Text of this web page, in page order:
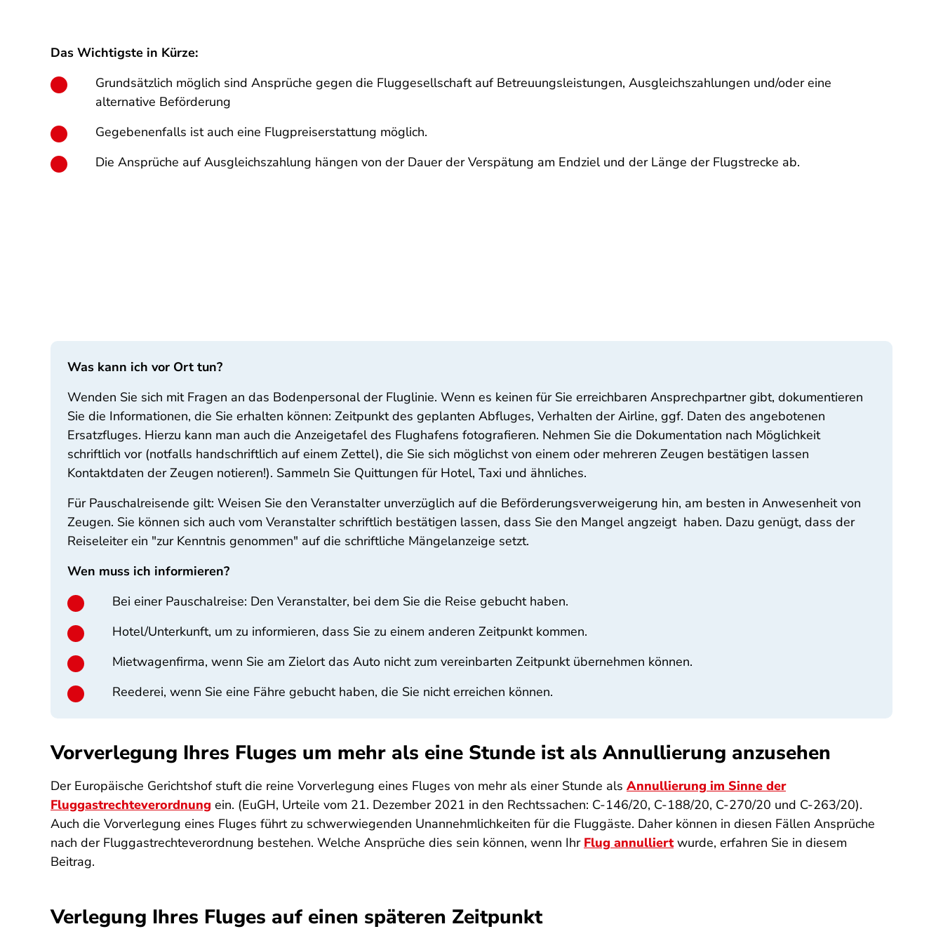
Das Wichtigste in Kürze:
Grundsätzlich möglich sind Ansprüche gegen die Fluggesellschaft auf Betreuungsleistungen, Ausgleichszahlungen und/oder eine
alternative Beförderung
Gegebenenfalls ist auch eine Flugpreiserstattung möglich.
Die Ansprüche auf Ausgleichszahlung hängen von der Dauer der Verspätung am Endziel und der Länge der Flugstrecke ab.
Was kann ich vor Ort tun?
Wenden Sie sich mit Fragen an das Bodenpersonal der Fluglinie. Wenn es keinen für Sie erreichbaren Ansprechpartner gibt, dokumentieren
Sie die Informationen, die Sie erhalten können: Zeitpunkt des geplanten Abfluges, Verhalten der Airline, ggf. Daten des angebotenen
Ersatzfluges. Hierzu kann man auch die Anzeigetafel des Flughafens fotografieren. Nehmen Sie die Dokumentation nach Möglichkeit
schriftlich vor (notfalls handschriftlich auf einem Zettel), die Sie sich möglichst von einem oder mehreren Zeugen bestätigen lassen
Kontaktdaten der Zeugen notieren!). Sammeln Sie Quittungen für Hotel, Taxi und ähnliches.
Für Pauschalreisende gilt: Weisen Sie den Veranstalter unverzüglich auf die Beförderungsverweigerung hin, am besten in Anwesenheit von
Zeugen. Sie können sich auch vom Veranstalter schriftlich bestätigen lassen, dass Sie den Mangel angzeigt haben. Dazu genügt, dass der
Reiseleiter ein "zur Kenntnis genommen" auf die schriftliche Mängelanzeige setzt.
Wen muss ich informieren?
Bei einer Pauschalreise: Den Veranstalter, bei dem Sie die Reise gebucht haben.
Hotel/Unterkunft, um zu informieren, dass Sie zu einem anderen Zeitpunkt kommen.
Mietwagenfirma, wenn Sie am Zielort das Auto nicht zum vereinbarten Zeitpunkt übernehmen können.
Reederei, wenn Sie eine Fähre gebucht haben, die Sie nicht erreichen können.
Vorverlegung Ihres Fluges um mehr als eine Stunde ist als Annullierung anzusehen
Der Europäische Gerichtshof stuft die reine Vorverlegung eines Fluges von mehr als einer Stunde als Annullierung im Sinne der
Fluggastrechteverordnung ein. (EuGH, Urteile vom 21. Dezember 2021 in den Rechtssachen: C-146/20, C-188/20, C-270/20 und C-263/20).
Auch die Vorverlegung eines Fluges führt zu schwerwiegenden Unannehmlichkeiten für die Fluggäste. Daher können in diesen Fällen Ansprüche
nach der Fluggastrechteverordnung bestehen. Welche Ansprüche dies sein können, wenn Ihr Flug annulliertwurde, erfahren Sie in diesem
Beitrag.
Verlegung Ihres Fluges auf einen späteren Zeitpunkt